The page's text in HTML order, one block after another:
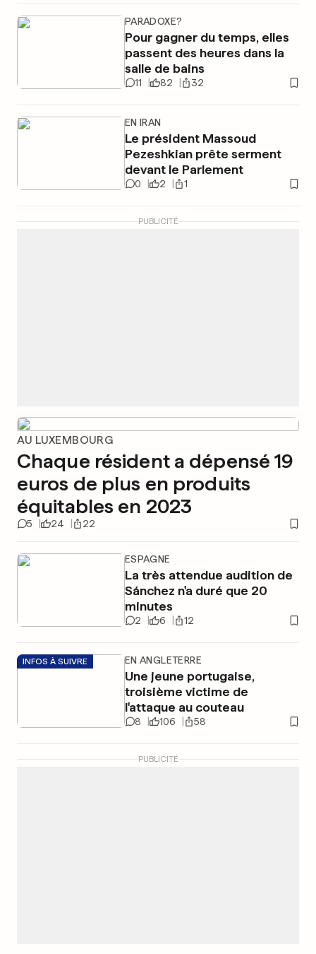
PARADOXE?
Pour gagner du temps, elles
passent des heures dans la
salle de bains
11 82 32
EN IRAN
Le président Massoud
Pezeshkian prête serment
devant le Parlement
0 2 1
PUBLICITÉ
AU LUXEMBOURG
Chaque résident a dépensé 19
euros de plus en produits
équitables en 2023
5 24 22
ESPAGNE
La très attendue audition de
Sánchez n'a duré que 20
minutes
2 6 12
INFOS À SUIVRE EN ANGLETERRE
Une jeune portugaise,
troisième victime de
l'attaque au couteau
8 106 58
PUBLICITÉ